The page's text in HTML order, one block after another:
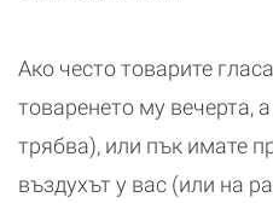
Ако често товарите
товаренето му вечерта,
трябва), или пък имате
въздухът у вас (или на